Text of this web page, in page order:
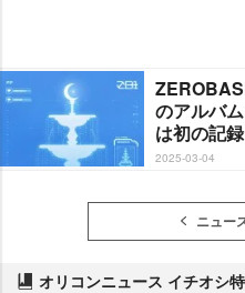
のアルバ
は初の記
2025-03-04
ニュー
オリコンニュース イチオシ